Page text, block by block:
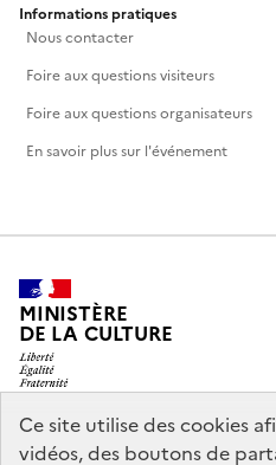
Ce site utilise des cookies
vidéos, des boutons de
Informations pratiques
Nous contacter
Foire aux questions visiteurs
Foire aux questions organisateurs
En savoir plus sur l'événement
MINISTÈRE
DE LA CULTURE
legifrance.gouv.fr